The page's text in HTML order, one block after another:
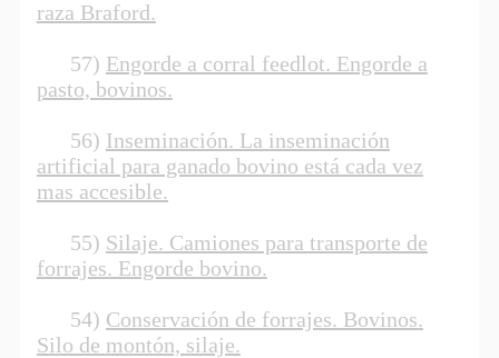
raza Braford.
57) Engorde a corral feedlot. Engorde a
pasto, bovinos.
56) Inseminación. La inseminación
artificial para ganado bovino está cada vez
mas accesible.
55) Silaje. Camiones para transporte de
forrajes. Engorde bovino.
54) Conservación de forrajes. Bovinos.
Silo de montón, silaje.